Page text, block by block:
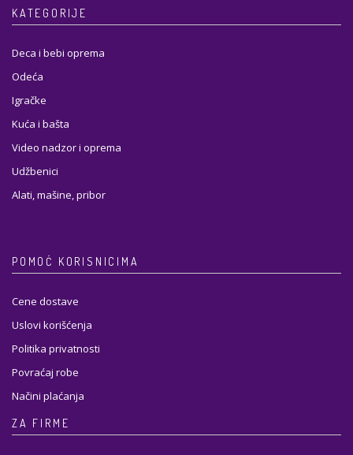
KATEGORIJE
Deca i bebi oprema
Odeća
Igračke
Kuća i bašta
Video nadzor i oprema
Udžbenici
Alati, mašine, pribor
POMOĆ KORISNICIMA
Cene dostave
Uslovi korišćenja
Politika privatnosti
Povraćaj robe
Načini plaćanja
ZA FIRME